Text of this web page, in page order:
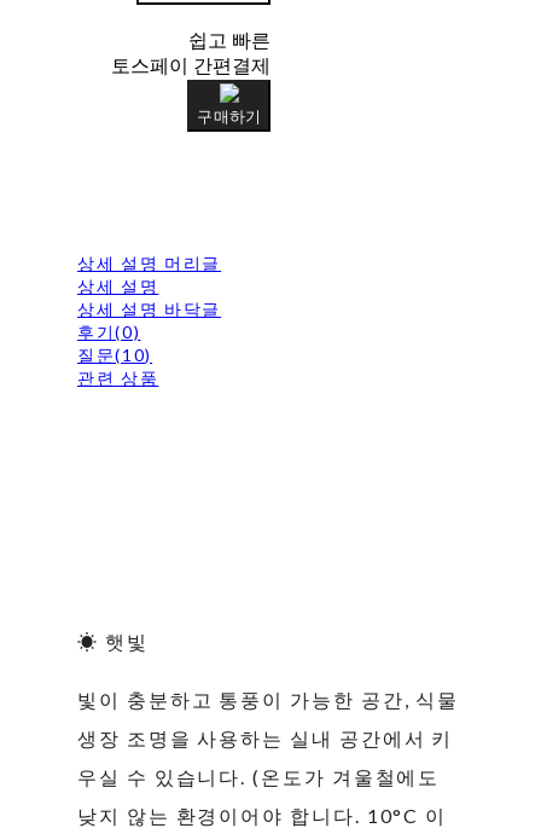
쉽고 빠른
토스페이 간편결제
구매하기
상세 설명 머리글
상세 설명
상세 설명 바닥글
후기(0)
질문(10)
관련 상품
☀ 햇빛
빛이 충분하고 통풍이 가능한 공간, 식물
생장 조명을 사용하는 실내 공간에서 키
우실 수 있습니다. (온도가 겨울철에도
낮지 않는 환경이어야 합니다. 10°C 이